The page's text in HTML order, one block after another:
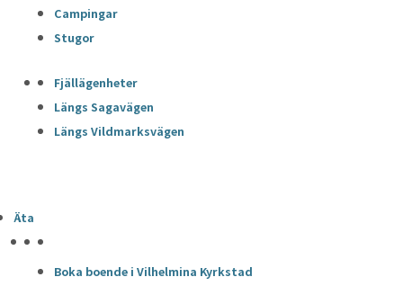
Campingar
Stugor
Fjällägenheter
Längs Sagavägen
Längs Vildmarksvägen
Äta
Boka boende i Vilhelmina Kyrkstad